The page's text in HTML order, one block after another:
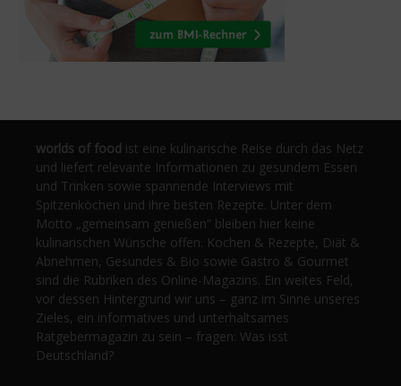
worlds of food ist eine kulinarische Reise durch das Netz
und liefert relevante Informationen zu gesundem Essen
und Trinken sowie spannende Interviews mit
Spitzenköchen und ihre besten Rezepte. Unter dem
Motto „gemeinsam genießen“ bleiben hier keine
kulinarischen Wünsche offen. Kochen & Rezepte, Diät &
Abnehmen, Gesundes & Bio sowie Gastro & Gourmet
sind die Rubriken des Online-Magazins. Ein weites Feld,
vor dessen Hintergrund wir uns – ganz im Sinne unseres
Zieles, ein informatives und unterhaltsames
Ratgebermagazin zu sein – fragen: Was isst
Deutschland?